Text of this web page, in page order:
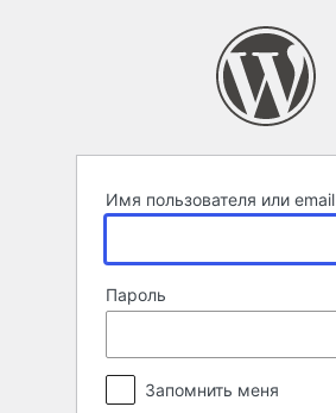
Имя пользователя или email
Пароль
Запомнить меня